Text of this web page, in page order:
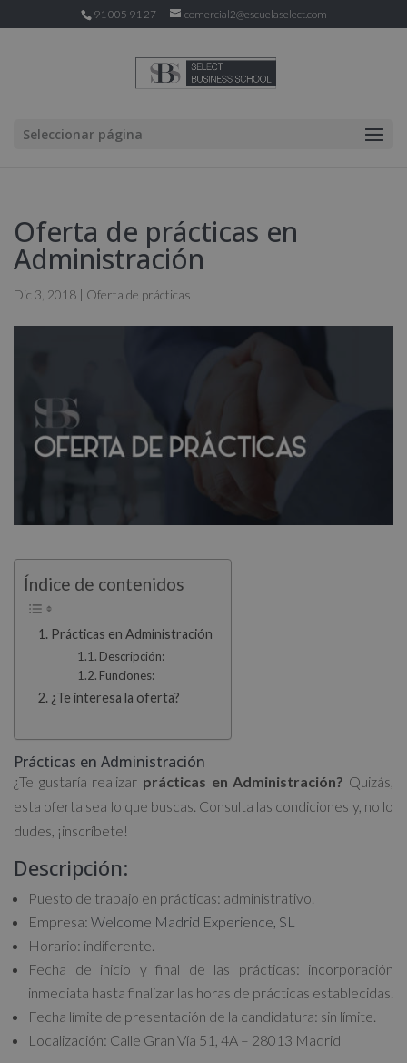
91 005 91 27 comercial2@escuelaselect.com
Seleccionar página
Oferta de prácticas en
Administración
Dic 3, 2018 | Oferta de prácticas
Índice de contenidos
Prácticas en Administración
Descripción:
Funciones:
¿Te interesa la oferta?
Prácticas en Administración
¿Te gustaría realizar prácticas en Administración? Quizás,
esta oferta sea lo que buscas. Consulta las condiciones y, no lo
dudes, ¡inscríbete!
Descripción:
Puesto de trabajo en prácticas: administrativo.
Empresa: Welcome Madrid Experience, SL
Horario: indiferente.
Fecha de inicio y final de las prácticas: incorporación
inmediata hasta finalizar las horas de prácticas establecidas.
Fecha límite de presentación de la candidatura: sin límite.
Localización: Calle Gran Vía 51, 4A – 28013 Madrid